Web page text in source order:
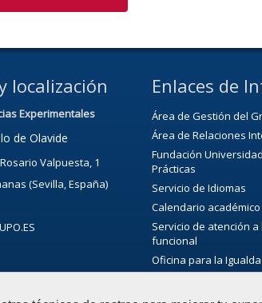
localización
Experimentales
de Olavide
Valpuesta, 1
(Sevilla, España)
Enlaces de
Área de Gestión del
Área de Relaciones
Fundación
Prácticas
Servicio de Idiomas
Calendario académico
Servicio de atención
funcional
Oficina para la
Servicio de Extensión